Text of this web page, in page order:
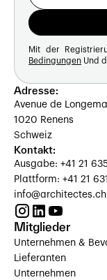
Mit der
Bedingungen Und
Adresse:
Avenue de
1020 Renens
Schweiz
Kontakt:
Ausgabe: +41 21
Plattform: +41 21
info@architectes.ch
Mitglieder
Unternehmen &
Lieferanten
Unternehmen